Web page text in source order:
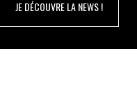
JE DÉCOUVRE LA NEWS !